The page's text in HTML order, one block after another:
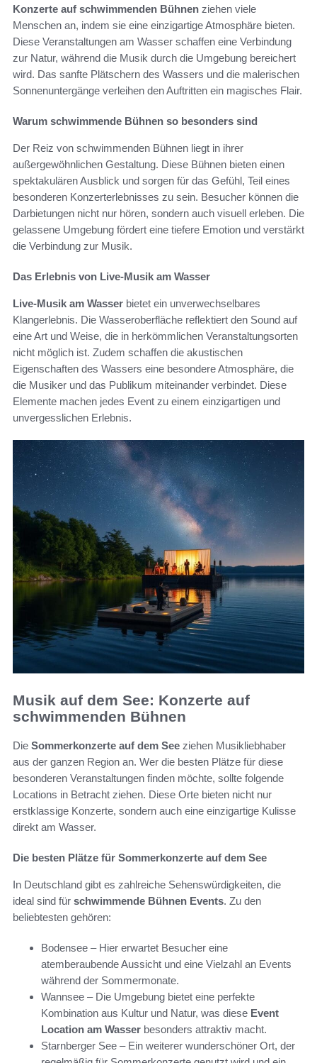
Konzerte auf schwimmenden Bühnen ziehen viele
Menschen an, indem sie eine einzigartige Atmosphäre bieten.
Diese Veranstaltungen am Wasser schaffen eine Verbindung
zur Natur, während die Musik durch die Umgebung bereichert
wird. Das sanfte Plätschern des Wassers und die malerischen
Sonnenuntergänge verleihen den Auftritten ein magisches Flair.
Warum schwimmende Bühnen so besonders sind
Der Reiz von schwimmenden Bühnen liegt in ihrer
außergewöhnlichen Gestaltung. Diese Bühnen bieten einen
spektakulären Ausblick und sorgen für das Gefühl, Teil eines
besonderen Konzerterlebnisses zu sein. Besucher können die
Darbietungen nicht nur hören, sondern auch visuell erleben. Die
gelassene Umgebung fördert eine tiefere Emotion und verstärkt
die Verbindung zur Musik.
Das Erlebnis von Live-Musik am Wasser
Live-Musik am Wasser bietet ein unverwechselbares
Klangerlebnis. Die Wasseroberfläche reflektiert den Sound auf
eine Art und Weise, die in herkömmlichen Veranstaltungsorten
nicht möglich ist. Zudem schaffen die akustischen
Eigenschaften des Wassers eine besondere Atmosphäre, die
die Musiker und das Publikum miteinander verbindet. Diese
Elemente machen jedes Event zu einem einzigartigen und
unvergesslichen Erlebnis.
Musik auf dem See: Konzerte auf
schwimmenden Bühnen
Die Sommerkonzerte auf dem See ziehen Musikliebhaber
aus der ganzen Region an. Wer die besten Plätze für diese
besonderen Veranstaltungen finden möchte, sollte folgende
Locations in Betracht ziehen. Diese Orte bieten nicht nur
erstklassige Konzerte, sondern auch eine einzigartige Kulisse
direkt am Wasser.
Die besten Plätze für Sommerkonzerte auf dem See
In Deutschland gibt es zahlreiche Sehenswürdigkeiten, die
ideal sind für schwimmende Bühnen Events. Zu den
beliebtesten gehören:
Bodensee – Hier erwartet Besucher eine
atemberaubende Aussicht und eine Vielzahl an Events
während der Sommermonate.
Wannsee – Die Umgebung bietet eine perfekte
Kombination aus Kultur und Natur, was diese Event
Location am Wasser besonders attraktiv macht.
Starnberger See – Ein weiterer wunderschöner Ort, der